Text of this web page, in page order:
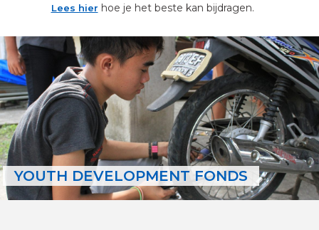
Lees hier hoe je het beste kan bijdragen.
YOUTH DEVELOPMENT FONDS